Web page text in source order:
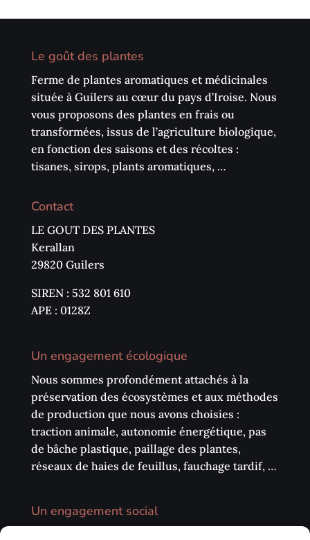
Le goût des plantes
Ferme de plantes aromatiques et médicinales
située à Guilers au cœur du pays d’Iroise. Nous
vous proposons des plantes en frais ou
transformées, issus de l’agriculture biologique,
en fonction des saisons et des récoltes :
tisanes, sirops, plants aromatiques, …
Contact
LE GOUT DES PLANTES
Kerallan
29820 Guilers
SIREN : 532 801 610
APE : 0128Z
Un engagement écologique
Nous sommes profondément attachés à la
préservation des écosystèmes et aux méthodes
de production que nous avons choisies :
traction animale, autonomie énergétique, pas
de bâche plastique, paillage des plantes,
réseaux de haies de feuillus, fauchage tardif, …
Un engagement social